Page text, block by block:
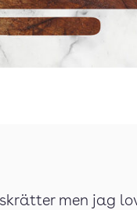
men jag